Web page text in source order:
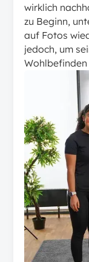
wirklich
zu Beginn,
auf Fotos
jedoch, um
Wohlbefinden